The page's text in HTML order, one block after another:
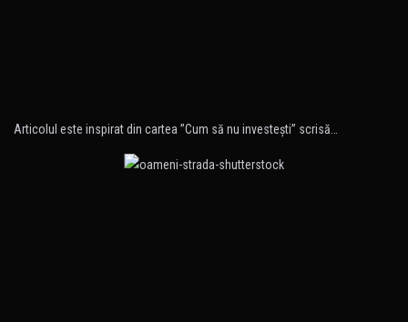
Articolul este inspirat din cartea ”Cum să nu investeşti” scrisă…